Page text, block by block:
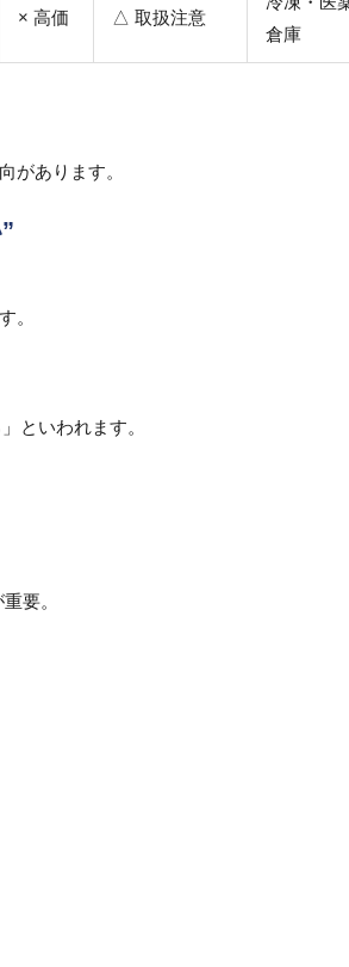
× 高価 △ 取扱注意
倉庫
があります。
。
といわれます。
要。